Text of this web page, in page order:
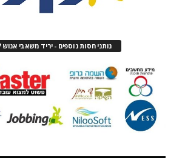
נותני חסות נוספים - יריד משאבי אנוש 2017